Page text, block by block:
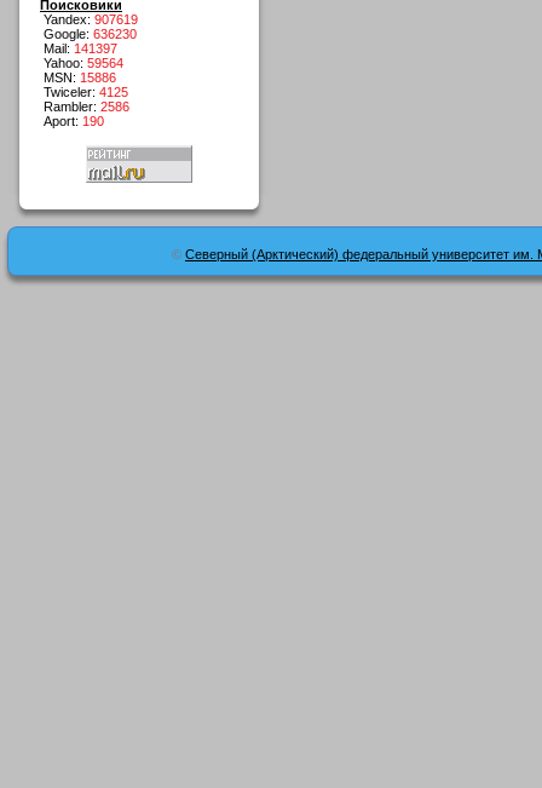
Поисковики
Yandex: 907619
Google: 636230
Mail: 141397
Yahoo: 59564
MSN: 15886
Twiceler: 4125
Rambler: 2586
Aport: 190
© Северный (Арктический) федеральный университет